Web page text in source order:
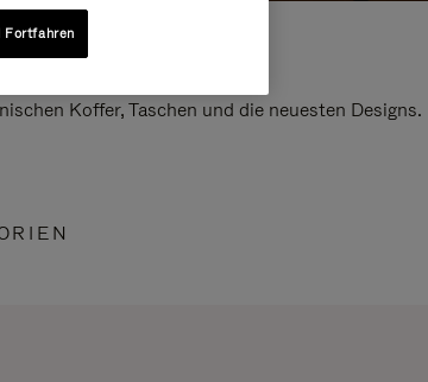
Koffer, Taschen und die neuesten Designs.
Fortfahren